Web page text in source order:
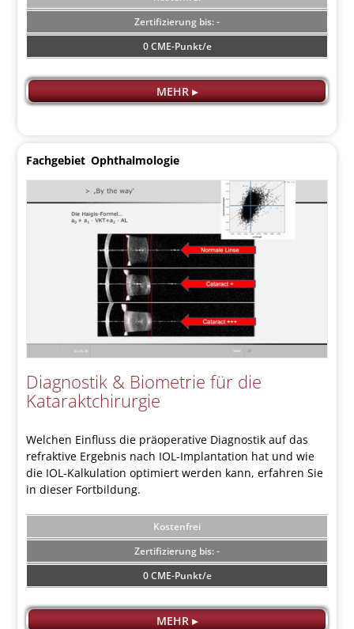
-
0 CME-Punkt/e
MEHR ▸
Fachgebiet Ophthalmologie
Diagnostik & Biometrie für die
Kataraktchirurgie
Welchen Einfluss die präoperative Diagnostik auf das
refraktive Ergebnis nach IOL-Implantation hat und wie
die IOL-Kalkulation optimiert werden kann, erfahren Sie
in dieser Fortbildung.
Kostenfrei
-
0 CME-Punkt/e
MEHR ▸